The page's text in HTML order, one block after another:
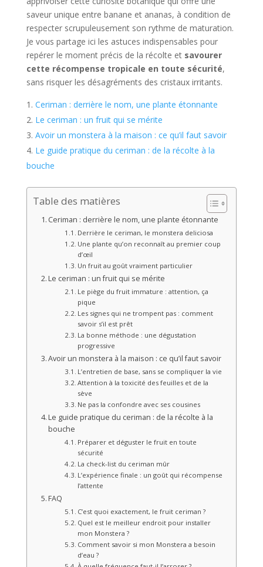
saveur unique entre banane et ananas, à condition de
respecter scrupuleusement son rythme de maturation.
Je vous partage ici les astuces indispensables pour
repérer le moment précis de la récolte et savourer
cette récompense tropicale en toute sécurité,
sans risquer les désagréments des cristaux irritants.
Ceriman : derrière le nom, une plante étonnante
Le ceriman : un fruit qui se mérite
Avoir un monstera à la maison : ce qu’il faut savoir
Le guide pratique du ceriman : de la récolte à la
bouche
Table des matières
Ceriman : derrière le nom, une plante étonnante
Derrière le ceriman, le monstera deliciosa
Une plante qu’on reconnaît au premier coup
d’œil
Un fruit au goût vraiment particulier
Le ceriman : un fruit qui se mérite
Le piège du fruit immature : attention, ça
pique
Les signes qui ne trompent pas : comment
savoir s’il est prêt
La bonne méthode : une dégustation
progressive
Avoir un monstera à la maison : ce qu’il faut savoir
L’entretien de base, sans se compliquer la vie
Attention à la toxicité des feuilles et de la
sève
Ne pas la confondre avec ses cousines
Le guide pratique du ceriman : de la récolte à la
bouche
Préparer et déguster le fruit en toute
sécurité
La check-list du ceriman mûr
L’expérience finale : un goût qui récompense
l’attente
FAQ
C’est quoi exactement, le fruit ceriman ?
Quel est le meilleur endroit pour installer
mon Monstera ?
Comment savoir si mon Monstera a besoin
d’eau ?